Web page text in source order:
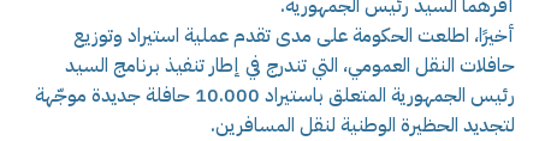
أخيرًا، اطلعت الحكومة على مدى تقدم عملية استيراد وتوزيع
حافلات النقل العمومي، التي تندرج في إطار تنفيذ برنامج السيد
رئيس الجمهورية المتعلق باستيراد 10.000 حافلة جديدة موجّهة
لتجديد الحظيرة الوطنية لنقل المسافرين.